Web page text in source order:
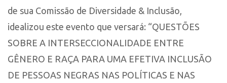
de sua Comissão de Diversidade & Inclusão,
idealizou este evento que versará: “QUESTÕES
SOBRE A INTERSECCIONALIDADE ENTRE
GÊNERO E RAÇA PARA UMA EFETIVA INCLUSÃO
DE PESSOAS NEGRAS NAS POLÍTICAS E NAS